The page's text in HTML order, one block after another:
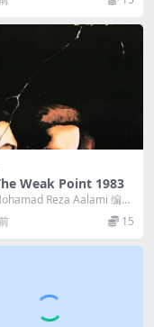
Weak Point 1983
Reza Aalami 编
Reza...
15